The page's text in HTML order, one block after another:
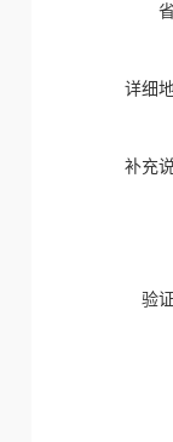
详细
补充
验